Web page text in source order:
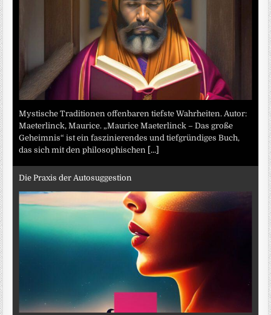
Mystische Traditionen offenbaren tiefste Wahrheiten. Autor:
Maeterlinck, Maurice. „Maurice Maeterlinck – Das große
Geheimnis“ ist ein faszinierendes und tiefgründiges Buch,
das sich mit den philosophischen
[...]
Die Praxis der Autosuggestion